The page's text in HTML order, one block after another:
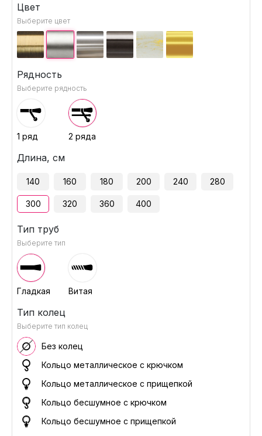
Цвет
Выберите цвет
Рядность
Выберите рядность
1 ряд 2 ряда
Длина, см
140 160 180 200 240 280
300 320 360 400
Тип труб
Выберите тип
Гладкая Витая
Тип колец
Выберите тип колец
Без колец
Кольцо металлическое с крючком
Кольцо металлическое с прищепкой
Кольцо бесшумное с крючком
Кольцо бесшумное с прищепкой